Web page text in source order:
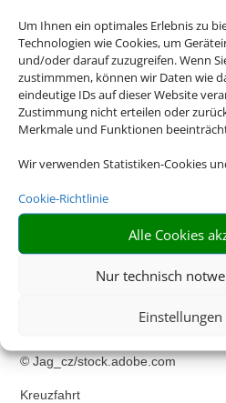
Um Ihnen ein optimales Erlebnis zu
Technologien wie Cookies, um
und/oder darauf zuzugreifen. Wenn
zustimmmen, können wir Daten wie
eindeutige IDs auf dieser Website
Zustimmung nicht erteilen oder
Merkmale und Funktionen
Wir verwenden Statistiken-Cookies
Cookie-Richtlinie
Alle Cookies
Nur technisch
Griechenland
© Funny Studio/stock.adobe.com
© Comofoto/stock.adobe.com
© Sodel Vladyslav/stock.adobe.com
© millaf/stock.adobe.com
Italien
© ronnybas/stock.adobe.com
© gnoparus/stock.adobe.com
Aktivurlaub Harz
© baranq/stock.adobe.com
© Jag_cz/stock.adobe.com
Kreuzfahrt